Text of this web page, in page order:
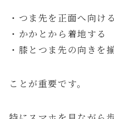
・つま先を正面へ向ける
・かかとから着地する
・膝とつま先の向きを
ことが重要です。